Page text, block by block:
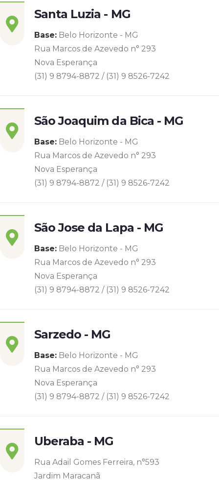
Santa Luzia - MG
Base: Belo Horizonte - MG
Rua Marcos de Azevedo n° 293
Nova Esperança
(31) 9 8794-8872 / (31) 9 8526-7242
São Joaquim da Bica - MG
Base: Belo Horizonte - MG
Rua Marcos de Azevedo n° 293
Nova Esperança
(31) 9 8794-8872 / (31) 9 8526-7242
São Jose da Lapa - MG
Base: Belo Horizonte - MG
Rua Marcos de Azevedo n° 293
Nova Esperança
(31) 9 8794-8872 / (31) 9 8526-7242
Sarzedo - MG
Base: Belo Horizonte - MG
Rua Marcos de Azevedo n° 293
Nova Esperança
(31) 9 8794-8872 / (31) 9 8526-7242
Uberaba - MG
Rua Adail Gomes Ferreira, n°593
Jardim Maracanã